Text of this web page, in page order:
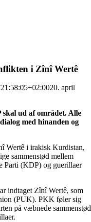
i Zînî Wertê
20. april
ud af området. Alle
med hinanden og
Wertê i irakisk Kurdistan,
sammenstød mellem
Parti (KDP) og guerillaer
indtaget Zînî Wertê, som
(PUK). PKK føler sig
på væbnede sammenstød